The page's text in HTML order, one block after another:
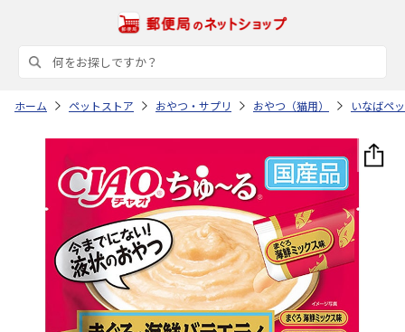
ホーム ペットストア おやつ・サプリ おやつ（猫用） いなばペ